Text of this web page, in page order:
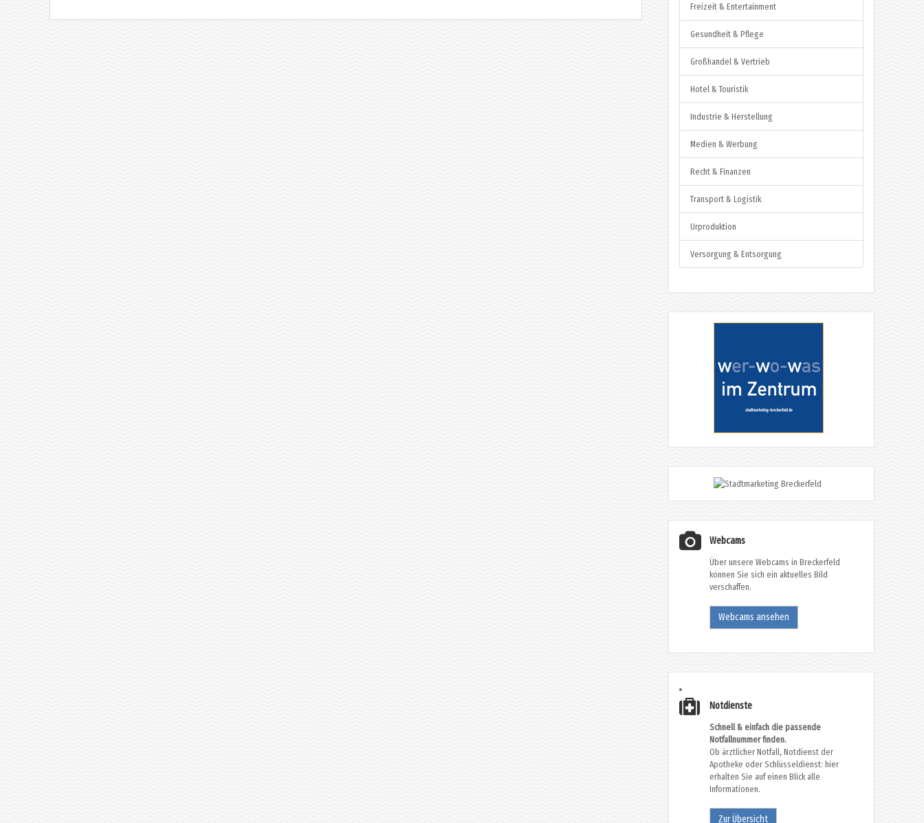
Freizeit & Entertainment
Gesundheit & Pflege
Großhandel & Vertrieb
Hotel & Touristik
Industrie & Herstellung
Medien & Werbung
Recht & Finanzen
Transport & Logistik
Urproduktion
Versorgung & Entsorgung
Webcams
Über unsere Webcams in Breckerfeld
können Sie sich ein aktuelles Bild
verschaffen.
Webcams ansehen
Notdienste
Schnell & einfach die passende
Notfallnummer finden.
Ob ärztlicher Notfall, Notdienst der
Apotheke oder Schlüsseldienst: hier
erhalten Sie auf einen Blick alle
Informationen.
Zur Übersicht